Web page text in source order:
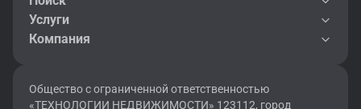
Услуги
Компания
Общество с ограниченной ответственностью
«ТЕХНОЛОГИИ НЕДВИЖИМОСТИ» 123112, город